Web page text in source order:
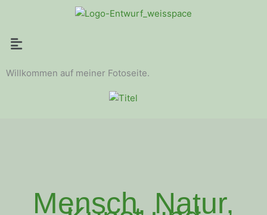
Menü
Willkommen auf meiner Fotoseite.
Mensch, Natur,